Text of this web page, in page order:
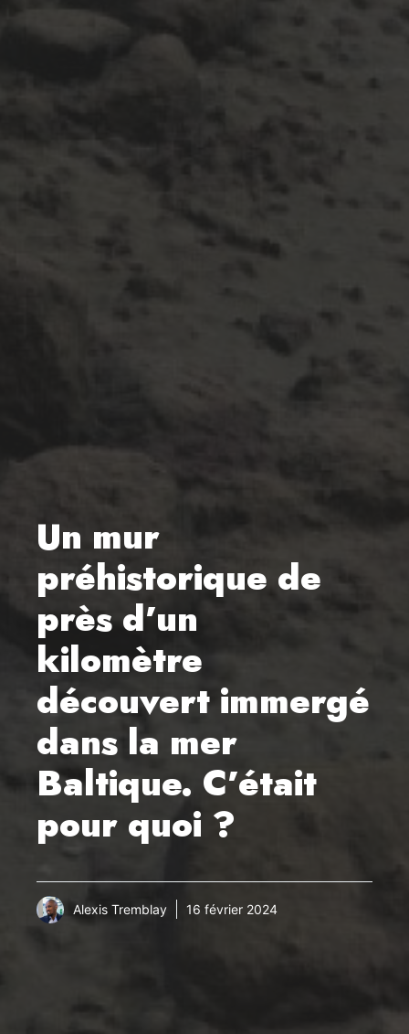
Un mur
préhistorique de
près d’un
kilomètre
découvert immergé
dans la mer
Baltique. C’était
pour quoi ?
Alexis Tremblay 16 février 2024